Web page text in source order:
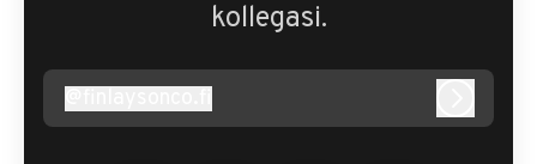
kollegasi.
finlaysonco.fi